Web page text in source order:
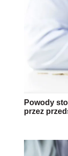
Powody
przez